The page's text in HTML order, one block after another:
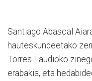
Santiago Abascal
hauteskundeetako
Torres Laudioko
erabakia, eta